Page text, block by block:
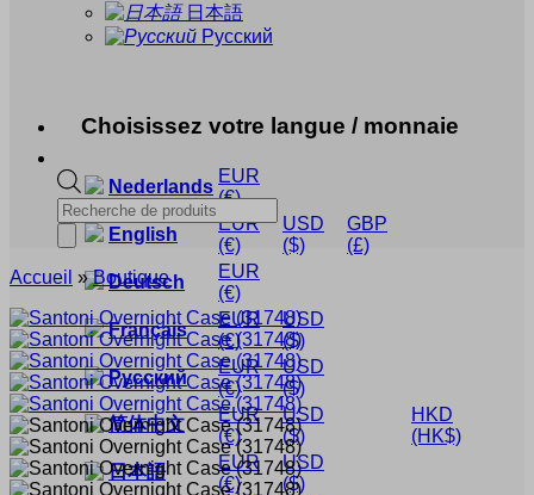
日本語
Русский
Choisissez votre langue / monnaie
Nederlands
EUR
(€)
English
EUR
(€)
USD
($)
GBP
(£)
Deutsch
EUR
(€)
Français
EUR
(€)
USD
($)
Русский
EUR
(€)
USD
($)
简体中文
EUR
(€)
USD
($)
HKD
(HK$)
日本語
EUR
(€)
USD
($)
Recherche
de
produits
Accueil »Boutique